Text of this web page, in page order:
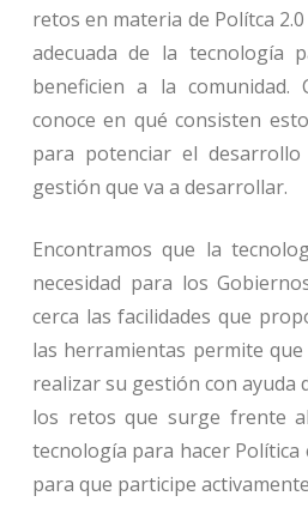
retos en materia de Polítca
adecuada de la tecnología
beneficien a la comunidad.
conoce en qué consisten
para potenciar el
gestión que va a desarrollar.
Encontramos que la
necesidad para los
cerca las facilidades que
las herramientas permite
realizar su gestión con ayuda
los retos que surge frente
tecnología para hacer Política
para que participe